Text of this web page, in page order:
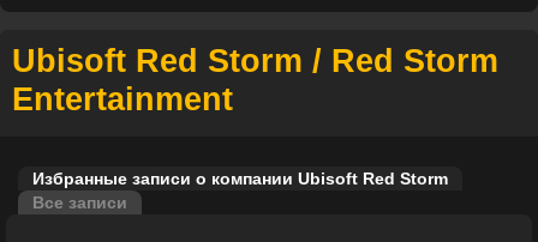
Ubisoft Red Storm / Red Storm
Entertainment
Избранные записи о компании Ubisoft Red Storm
Все записи